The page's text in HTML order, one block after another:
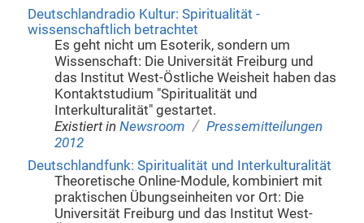
Deutschlandradio Kultur: Spiritualität -
wissenschaftlich betrachtet
Es geht nicht um Esoterik, sondern um
Wissenschaft: Die Universität Freiburg und
das Institut West-Östliche Weisheit haben das
Kontaktstudium "Spiritualität und
Interkulturalität" gestartet.
Existiert in Newsroom / Pressemitteilungen
2012
Deutschlandfunk: Spiritualität und Interkulturalität
Theoretische Online-Module, kombiniert mit
praktischen Übungseinheiten vor Ort: Die
Universität Freiburg und das Institut West-